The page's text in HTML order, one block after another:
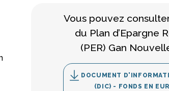
Vous pouvez
du Plan d’Epargne
(PER) Gan
DOCUMENT
(DIC) - FONDS EN